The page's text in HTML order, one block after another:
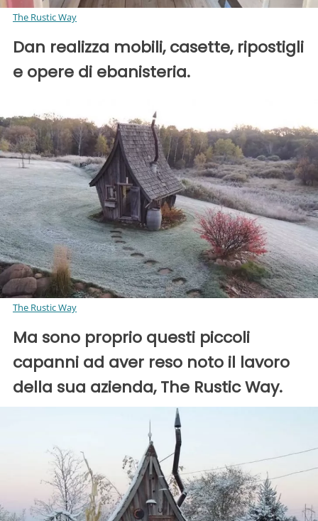
The Rustic Way
Dan realizza mobili, casette, ripostigli
e opere di ebanisteria.
The Rustic Way
Ma sono proprio questi piccoli
capanni ad aver reso noto il lavoro
della sua azienda, The Rustic Way.